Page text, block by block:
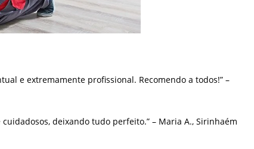
e extremamente profissional. Recomendo a todos!” –
deixando tudo perfeito.” – Maria A., Sirinhaém